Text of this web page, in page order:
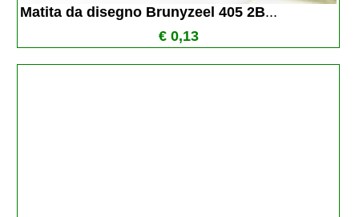
Matita da disegno Brunyzeel 405 2B...
€ 0,13